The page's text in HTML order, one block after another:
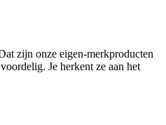
zijn onze eigen-merkproducten
Je herkent ze aan het